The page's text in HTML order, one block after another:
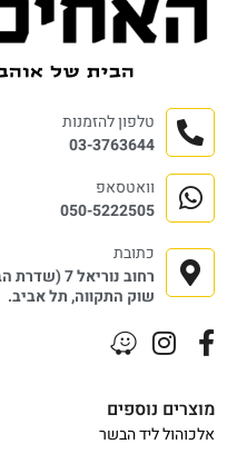
מוצרים נוספים
אלכוהול ליד הבשר
טלפון להזמנות
03-3763644
וואטסאפ
050-5222505
כתובת
רחוב נוריאל 7 (שדרת הבשר)
שוק התקווה, תל אביב.